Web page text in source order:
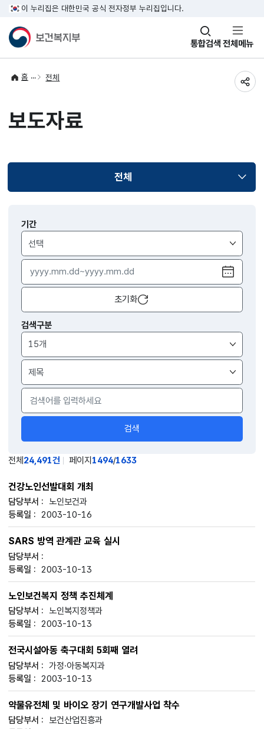
이 누리집은 대한민국 공식 전자정부 누리집입니다.
통합검색
창
열기 전체메뉴
홈 전체
보도자료
전체선택됨
보도자료
검색
기간
달력
열기
초기화
검색구분
검색
전체 24,491건 페이지 1494/1633
건강노인선발대회 개최
노인보건과
2003-10-16
SARS 방역 관계관 교육 실시
2003-10-13
노인보건복지 정책 추진체계
노인복지정책과
2003-10-13
전국시설아동 축구대회 5회째 열려
가정·아동복지과
2003-10-13
약물유전체 및 바이오 장기 연구개발사업 착수
보건산업진흥과